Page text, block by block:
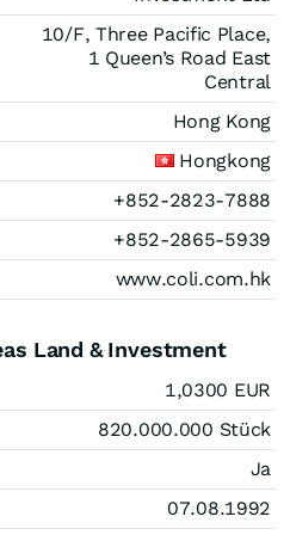
10/F, Three Pacific Place,
1 Queen’s Road East
Central
Hong Kong
Hongkong
+852-2823-7888
+852-2865-5939
www.coli.com.hk
Land & Investment
1,0300 EUR
820.000.000 Stück
Ja
07.08.1992